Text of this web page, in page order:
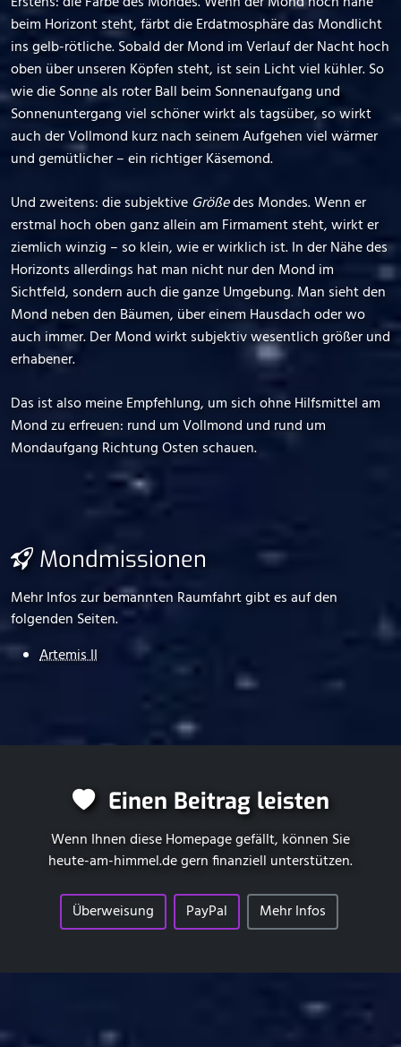
beim Horizont steht, färbt die Erdatmosphäre das Mondlicht
ins gelb-rötliche. Sobald der Mond im Verlauf der Nacht hoch
oben über unseren Köpfen steht, ist sein Licht viel kühler. So
wie die Sonne als roter Ball beim Sonnenaufgang und
Sonnenuntergang viel schöner wirkt als tagsüber, so wirkt
auch der Vollmond kurz nach seinem Aufgehen viel wärmer
und gemütlicher – ein richtiger Käsemond.
Und zweitens: die subjektive Größedes Mondes. Wenn er
erstmal hoch oben ganz allein am Firmament steht, wirkt er
ziemlich winzig – so klein, wie er wirklich ist. In der Nähe des
Horizonts allerdings hat man nicht nur den Mond im
Sichtfeld, sondern auch die ganze Umgebung. Man sieht den
Mond neben den Bäumen, über einem Hausdach oder wo
auch immer. Der Mond wirkt subjektiv wesentlich größer und
erhabener.
Das ist also meine Empfehlung, um sich ohne Hilfsmittel am
Mond zu erfreuen: rund um Vollmond und rund um
Mondaufgang Richtung Osten schauen.
Mondmissionen
Mehr Infos zur bemannten Raumfahrt gibt es auf den
folgenden Seiten.
Artemis II
Einen Beitrag leisten
Wenn Ihnen diese Homepage gefällt, können Sie
heute-am-himmel.degern finanziell unterstützen.
Überweisung PayPal Mehr Infos